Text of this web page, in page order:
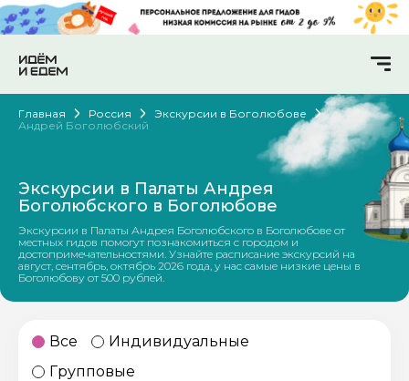
Главная Россия
Экскурсии в Боголюбове
Андрей Боголюбский
Экскурсии в Палаты Андрея
Боголюбского в Боголюбове
Экскурсии в Палаты Андрея Боголюбского в Боголюбове от
местных гидов помогут познакомиться с городом и
достопримечательностями. Узнайте расписание экскурсий на
август, сентябрь, октябрь 2026 года, у нас самые низкие цены в
Боголюбову от 500 рублей.
Все
Индивидуальные
Групповые